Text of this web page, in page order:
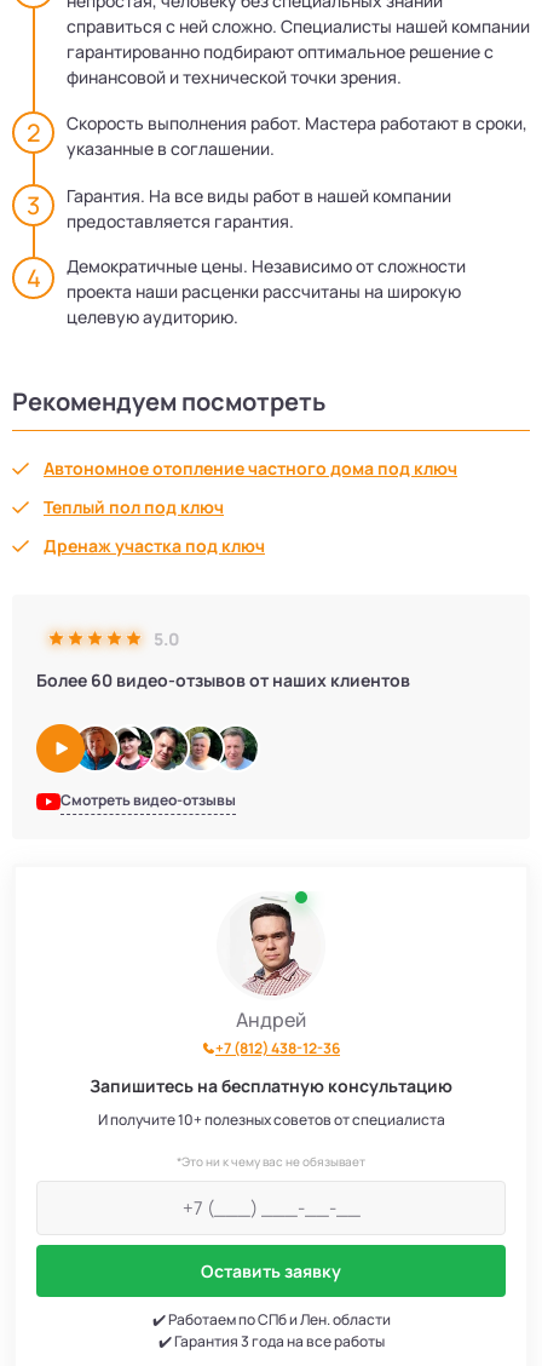
5.0
Более 60 видео-отзывов от наших клиентов
Смотреть видео-отзывы
Андрей
+7 (812) 438-12-36
Запишитесь на бесплатную консультацию
И получите 10+ полезных советов от специалиста
*Это ни к чему вас не обязывает
Оставить заявку
✔️ Работаем по СПб и Лен. области
✔️ Гарантия 3 года на все работы
справиться с ней сложно. Специалисты нашей компании
гарантированно подбирают оптимальное решение с
финансовой и технической точки зрения.
Скорость выполнения работ. Мастера работают в сроки,
указанные в соглашении.
Гарантия. На все виды работ в нашей компании
предоставляется гарантия.
Демократичные цены. Независимо от сложности
проекта наши расценки рассчитаны на широкую
целевую аудиторию.
Рекомендуем посмотреть
Автономное отопление частного дома под ключ
Теплый пол под ключ
Дренаж участка под ключ